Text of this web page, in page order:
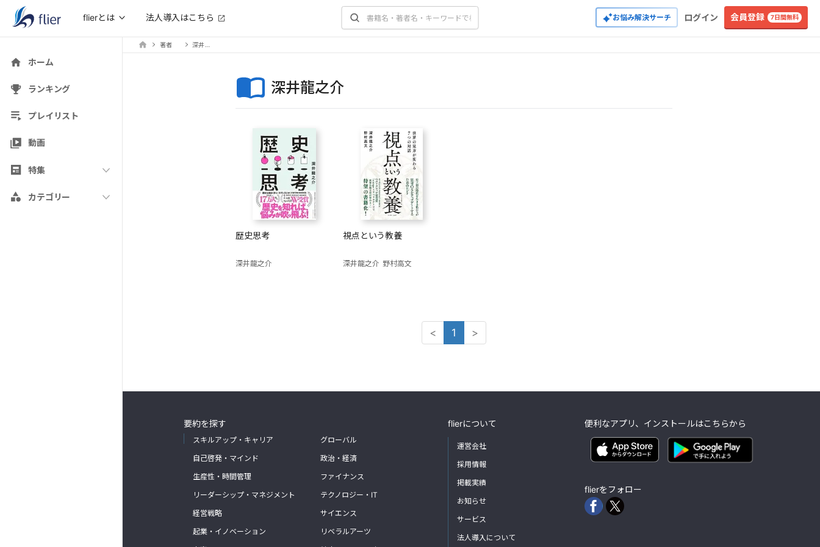
flierとは 法人導入はこちら お悩み解決サーチ ログイン 会員登録 7日間無料
ホーム
ランキング
プレイリスト
動画
特集
カテゴリー
著者
深井龍之介
歴史思考
深井龍之介
視点という教養
深井龍之介 野村高文
< 1 >
要約を探す
スキルアップ・キャリア
自己啓発・マインド
生産性・時間管理
リーダーシップ・マネジメント
経営戦略
起業・イノベーション
グローバル
政治・経済
ファイナンス
テクノロジー・IT
サイエンス
リベラルアーツ
flierについて
運営会社
採用情報
掲載実績
お知らせ
サービス
法人導入について
便利なアプリ、インストールはこちらから
flierをフォロー